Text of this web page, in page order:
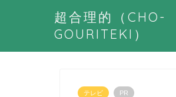
超合理的（CHO-
GOURITEKI）
テレビ PR